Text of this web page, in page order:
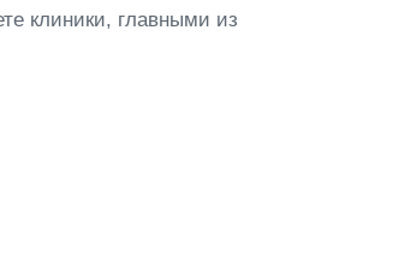
клиники, главными из